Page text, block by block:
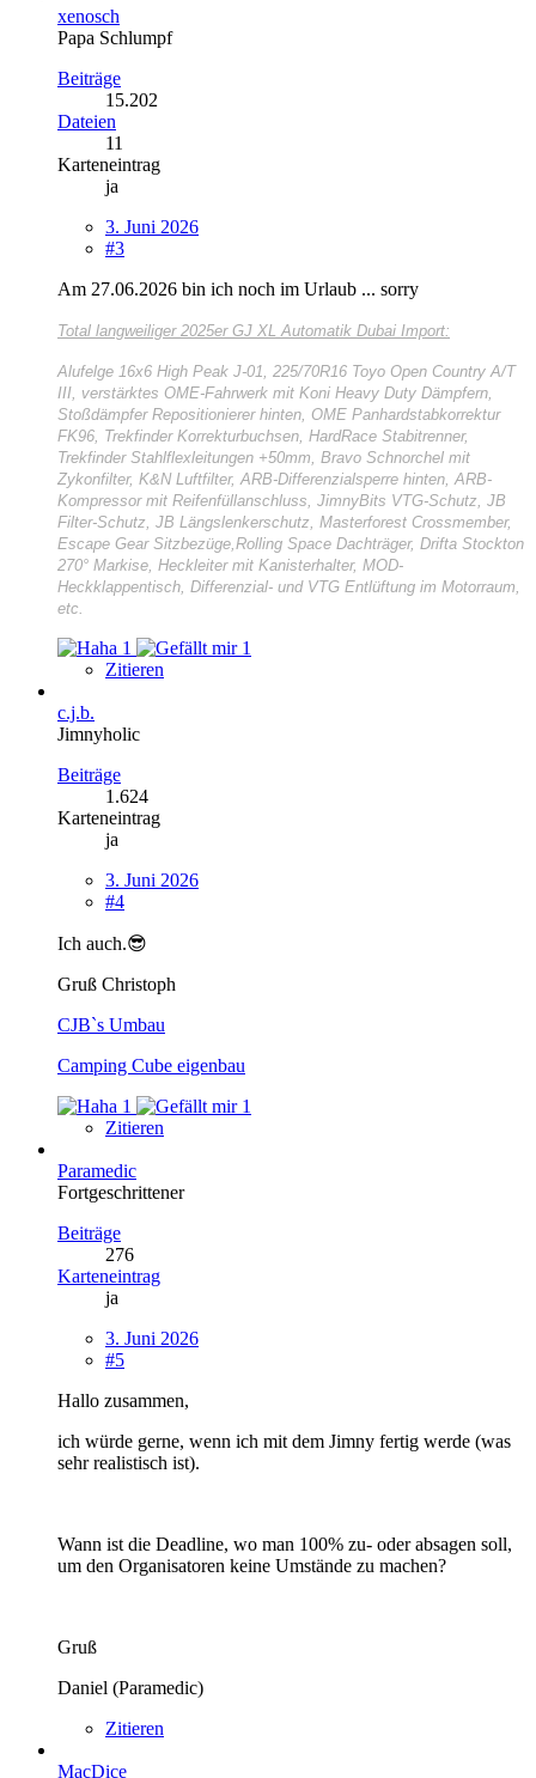
xenosch
Papa Schlumpf
Beiträge
15.202
Dateien
11
Karteneintrag
ja
3. Juni 2026
#3
Am 27.06.2026 bin ich noch im Urlaub ... sorry
Total langweiliger 2025er GJ XL Automatik Dubai Import:
Alufelge 16x6 High Peak J-01, 225/70R16 Toyo Open Country A/T
III, verstärktes OME-Fahrwerk mit Koni Heavy Duty Dämpfern,
Stoßdämpfer Repositionierer hinten, OME Panhardstabkorrektur
FK96, Trekfinder Korrekturbuchsen, HardRace Stabitrenner,
Trekfinder Stahlflexleitungen +50mm, Bravo Schnorchel mit
Zykonfilter, K&N Luftfilter, ARB-Differenzialsperre hinten, ARB-
Kompressor mit Reifenfüllanschluss, JimnyBits VTG-Schutz, JB
Filter-Schutz, JB Längslenkerschutz, Masterforest Crossmember,
Escape Gear Sitzbezüge,Rolling Space Dachträger, Drifta Stockton
270° Markise, Heckleiter mit Kanisterhalter, MOD-
Heckklappentisch, Differenzial- und VTG Entlüftung im Motorraum,
etc.
1
1
Zitieren
c.j.b.
Jimnyholic
Beiträge
1.624
Karteneintrag
ja
3. Juni 2026
#4
Ich auch.😎
Gruß Christoph
CJB`s Umbau
Camping Cube eigenbau
1
1
Zitieren
Paramedic
Fortgeschrittener
Beiträge
276
Karteneintrag
ja
3. Juni 2026
#5
Hallo zusammen,
ich würde gerne, wenn ich mit dem Jimny fertig werde (was
sehr realistisch ist).
Wann ist die Deadline, wo man 100% zu- oder absagen soll,
um den Organisatoren keine Umstände zu machen?
Gruß
Daniel (Paramedic)
Zitieren
MacDice